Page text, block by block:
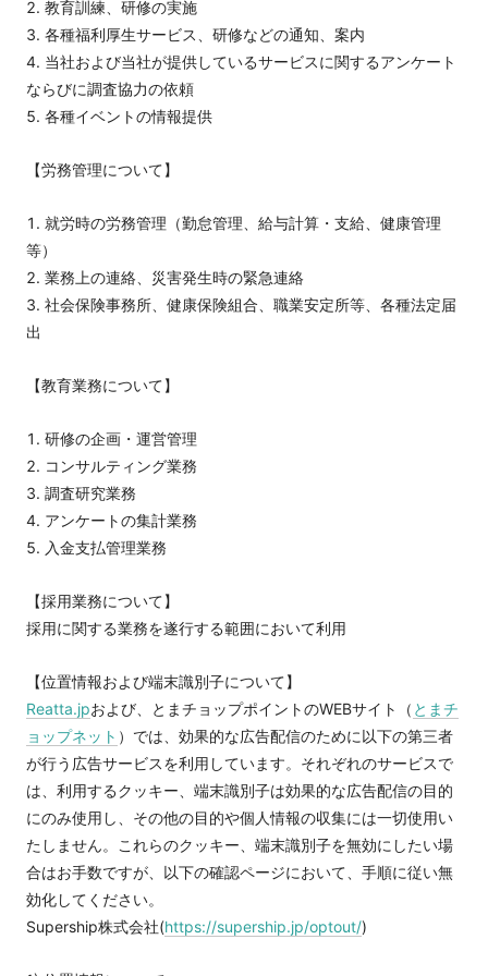
教育訓練、研修の実施
各種福利厚生サービス、研修などの通知、案内
当社および当社が提供しているサービスに関するアンケート
ならびに調査協力の依頼
各種イベントの情報提供
【労務管理について】
就労時の労務管理（勤怠管理、給与計算・支給、健康管理
等）
業務上の連絡、災害発生時の緊急連絡
社会保険事務所、健康保険組合、職業安定所等、各種法定届
出
【教育業務について】
研修の企画・運営管理
コンサルティング業務
調査研究業務
アンケートの集計業務
入金支払管理業務
【採用業務について】
採用に関する業務を遂行する範囲において利用
【位置情報および端末識別子について】
Reatta.jpおよび、とまチョップポイントのWEBサイト（ とまチ
ョップネット ）では、効果的な広告配信のために以下の第三者
が行う広告サービスを利用しています。それぞれのサービスで
は、利用するクッキー、端末識別子は効果的な広告配信の目的
にのみ使用し、その他の目的や個人情報の収集には一切使用い
たしません。これらのクッキー、端末識別子を無効にしたい場
合はお手数ですが、以下の確認ページにおいて、手順に従い無
効化してください。
Supership株式会社(https://supership.jp/optout/)